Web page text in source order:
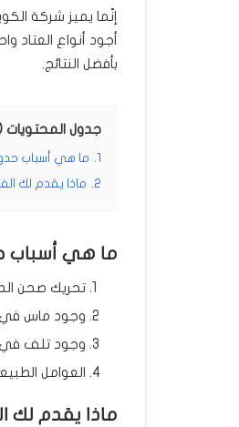
إنّما يميز شركة
أجود أنواع العتاد
بأفضل النتائج.
جدول المحتويات
1.
ما هي أسباب
2.
ماذا يقدم لك
ما هي أسباب
تحريك صحن
وجود ماس في
وجود تلف في
العوامل
ماذا يقدم لك